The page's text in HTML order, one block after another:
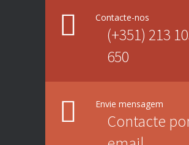
Contacte-nos
(+351) 213
650
Envie mensagem
Contacte